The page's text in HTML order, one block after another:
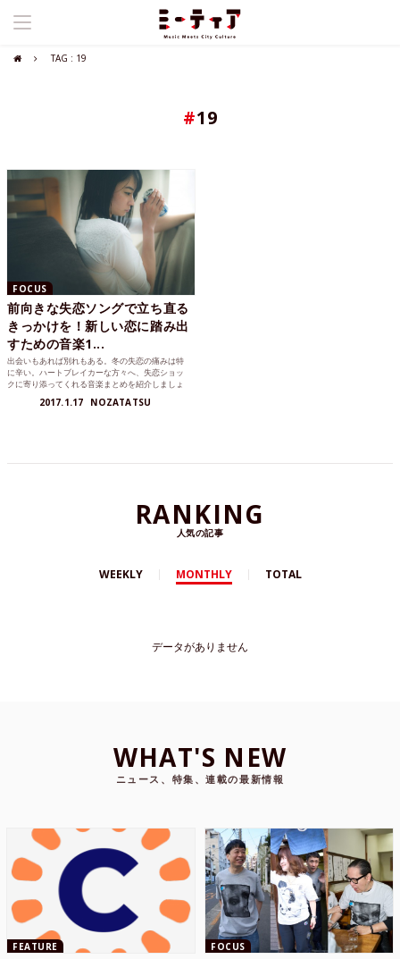
TAG : 19
#19
FOCUS
前向きな失恋ソングで立ち直る
きっかけを！新しい恋に踏み出
すための音楽1...
出会いもあれば別れもある。冬の失恋の痛みは特
に辛い。ハートブレイカーな方々へ、失恋ショッ
クに寄り添ってくれる音楽まとめを紹介しましょ
2017.1.17 NOZATATSU
RANKING
人気の記事
WEEKLY MONTHLY TOTAL
データがありません
WHAT'S NEW
ニュース、特集、連載の最新情報
FEATURE FOCUS